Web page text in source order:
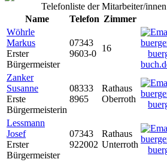
Telefonliste der Mitarbeiter/
Name
Telefon Zimmer
Wöhrle
Markus
Erster
Bürgermeister
07343
9603-0
16
Zanker
Susanne
Erste
Bürgermeisterin
08333
8965
Rathaus
Oberroth
Lessmann
Josef
Erster
Bürgermeister
07343
922002
Rathaus
Unterroth